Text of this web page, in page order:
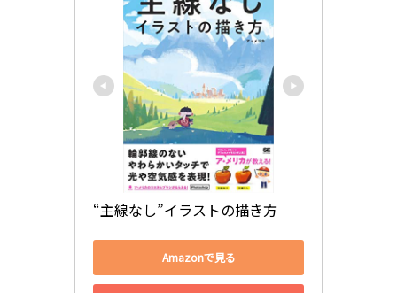
“主線なし”イラストの描き方
Amazonで見る